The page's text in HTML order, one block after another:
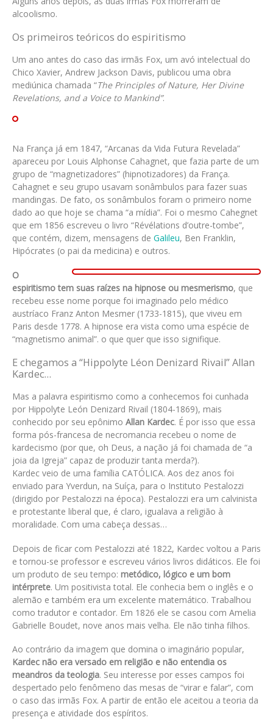
alcoolismo.
Os primeiros teóricos do espiritismo
Um ano antes do caso das irmãs Fox, um avó intelectual do
Chico Xavier, Andrew Jackson Davis, publicou uma obra
mediúnica chamada “The Principles of Nature, Her Divine
Revelations, and a Voice to Mankind”.
Na França já em 1847, “Arcanas da Vida Futura Revelada”
apareceu por Louis Alphonse Cahagnet, que fazia parte de um
grupo de “magnetizadores” (hipnotizadores) da França.
Cahagnet e seu grupo usavam sonâmbulos para fazer suas
mandingas. De fato, os sonâmbulos foram o primeiro nome
dado ao que hoje se chama “a mídia”. Foi o mesmo Cahegnet
que em 1856 escreveu o livro “Révélations d’outre-tombe”,
que contém, dizem, mensagens de Galileu, Ben Franklin,
Hipócrates (o pai da medicina) e outros.
O
espiritismo tem suas raízes na hipnose ou mesmerismo, que
recebeu esse nome porque foi imaginado pelo médico
austríaco Franz Anton Mesmer (1733-1815), que viveu em
Paris desde 1778. A hipnose era vista como uma espécie de
“magnetismo animal”. o que quer que isso signifique.
E chegamos a “Hippolyte Léon Denizard Rivail” Allan
Kardec…
Mas a palavra espiritismo como a conhecemos foi cunhada
por Hippolyte León Denizard Rivail (1804-1869), mais
conhecido por seu epônimo Allan Kardec. É por isso que essa
forma pós-francesa de necromancia recebeu o nome de
kardecismo (por que, oh Deus, a nação já foi chamada de “a
joia da Igreja” capaz de produzir tanta merda?).
Kardec veio de uma família CATÓLICA. Aos dez anos foi
enviado para Yverdun, na Suíça, para o Instituto Pestalozzi
(dirigido por Pestalozzi na época). Pestalozzi era um calvinista
e protestante liberal que, é claro, igualava a religião à
moralidade. Com uma cabeça dessas…
Depois de ficar com Pestalozzi até 1822, Kardec voltou a Paris
e tornou-se professor e escreveu vários livros didáticos. Ele foi
um produto de seu tempo: metódico, lógico e um bom
intérprete. Um positivista total. Ele conhecia bem o inglês e o
alemão e também era um excelente matemático. Trabalhou
como tradutor e contador. Em 1826 ele se casou com Amelia
Gabrielle Boudet, nove anos mais velha. Ele não tinha filhos.
Ao contrário da imagem que domina o imaginário popular,
Kardec não era versado em religião e não entendia os
meandros da teologia. Seu interesse por esses campos foi
despertado pelo fenômeno das mesas de “virar e falar”, com
o caso das irmãs Fox. A partir de então ele aceitou a teoria da
presença e atividade dos espíritos.